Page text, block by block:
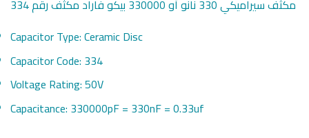
مكثف سيراميكي 330 نانو أو 330000 بيكو فاراد مكثف رقم 334
Capacitor Type: Ceramic Disc
Capacitor Code: 334
Voltage Rating: 50V
Capacitance: 330000pF = 330nF = 0.33uf